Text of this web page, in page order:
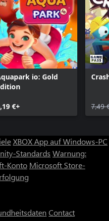
paar hübsche Angelstellen.
ab und zu Gegner
das etwas anders als
und deine Emotes
selbst verwirklichen!
nicht, das heißt, also
und genieße deinen Ausflug
weitere Strecken und
Pinguin und brich auf!
io: Gold
€+ 7,49
XBOX App auf Windows-PC
Standards Warnung:
Konto Microsoft Store-
Contact